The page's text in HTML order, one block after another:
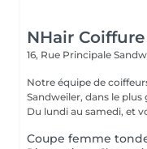
NHair Coiffure
16, Rue Principale
Notre équipe de
Sandweiler, dans le plus
Du lundi au samedi, et
Coupe femme